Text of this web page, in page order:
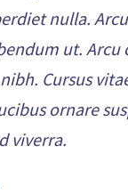
nulla.
ut. Arcu
Cursus
ornare
viverra.